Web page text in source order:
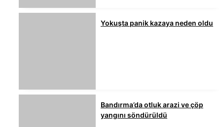
Yokuşta panik kazaya neden oldu
Bandırma’da otluk arazi ve çöp
yangını söndürüldü